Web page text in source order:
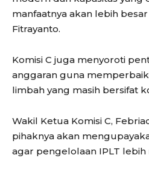
manfaatnya akan lebih
Fitrayanto.
Komisi C juga menyoroti
anggaran guna
limbah yang masih bersifat
Wakil Ketua Komisi C,
pihaknya akan
agar pengelolaan IPLT lebih